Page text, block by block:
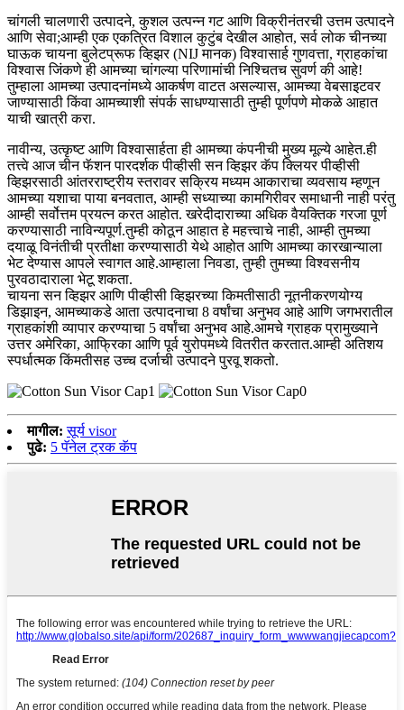
चांगली चालणारी उत्पादने, कुशल उत्पन्न गट आणि विक्रीनंतरची उत्तम उत्पादने
आणि सेवा;आम्ही एक एकत्रित विशाल कुटुंब देखील आहोत, सर्व लोक चीनच्या
घाऊक चायना बुलेटप्रूफ व्हिझर (NIJ मानक) विश्वासार्ह गुणवत्ता, ग्राहकांचा
विश्वास जिंकणे ही आमच्या चांगल्या परिणामांची निश्चितच सुवर्ण की आहे!
तुम्हाला आमच्या उत्पादनांमध्ये आकर्षण वाटत असल्यास, आमच्या वेबसाइटवर
जाण्यासाठी किंवा आमच्याशी संपर्क साधण्यासाठी तुम्ही पूर्णपणे मोकळे आहात
याची खात्री करा.
नावीन्य, उत्कृष्ट आणि विश्वासार्हता ही आमच्या कंपनीची मुख्य मूल्ये आहेत.ही
तत्त्वे आज चीन फॅशन पारदर्शक पीव्हीसी सन व्हिझर कॅप क्लियर पीव्हीसी
व्हिझरसाठी आंतरराष्ट्रीय स्तरावर सक्रिय मध्यम आकाराचा व्यवसाय म्हणून
आमच्या यशाचा पाया बनवतात, आम्ही सध्याच्या कामगिरीवर समाधानी नाही परंतु
आम्ही सर्वोत्तम प्रयत्न करत आहोत. खरेदीदाराच्या अधिक वैयक्तिक गरजा पूर्ण
करण्यासाठी नाविन्यपूर्ण.तुम्ही कोठून आहात हे महत्त्वाचे नाही, आम्ही तुमच्या
दयाळू विनंतीची प्रतीक्षा करण्यासाठी येथे आहोत आणि आमच्या कारखान्याला
भेट देण्यास आपले स्वागत आहे.आम्हाला निवडा, तुम्ही तुमच्या विश्वसनीय
पुरवठादाराला भेटू शकता.
चायना सन व्हिझर आणि पीव्हीसी व्हिझरच्या किमतीसाठी नूतनीकरणयोग्य
डिझाइन, आमच्याकडे आता उत्पादनाचा 8 वर्षांचा अनुभव आहे आणि जगभरातील
ग्राहकांशी व्यापार करण्याचा 5 वर्षांचा अनुभव आहे.आमचे ग्राहक प्रामुख्याने
उत्तर अमेरिका, आफ्रिका आणि पूर्व युरोपमध्ये वितरीत करतात.आम्ही अतिशय
स्पर्धात्मक किंमतीसह उच्च दर्जाची उत्पादने पुरवू शकतो.
मागील: सूर्य visor
पुढे: 5 पॅनेल ट्रक कॅप